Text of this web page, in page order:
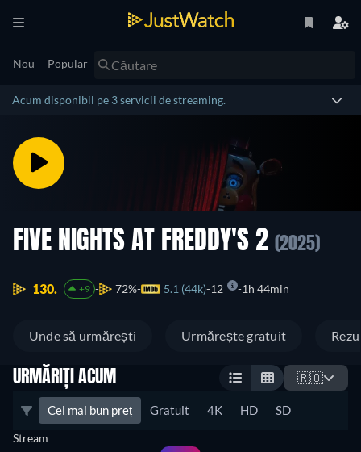
Nou Popular
Acum disponibil pe 3 servicii de streaming.
FIVE NIGHTS AT FREDDY'S 2 (2025)
130. +9 72% 5.1 (44k) 12 1h 44min
Unde să urmărești Urmărește gratuit
URMĂRIȚI ACUM 🇷🇴
Cel mai bun preț Gratuit 4K HD SD
Stream